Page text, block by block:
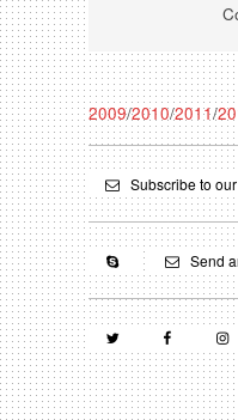
2009/2010/2011/
Subscribe to
Send